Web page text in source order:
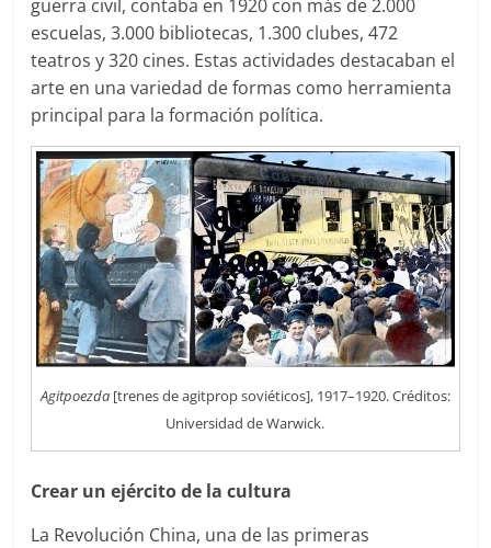
guerra civil, contaba en 1920 con más de 2.000
escuelas, 3.000 bibliotecas, 1.300 clubes, 472
teatros y 320 cines. Estas actividades destacaban el
arte en una variedad de formas como herramienta
principal para la formación política.
Agitpoezda[trenes de agitprop soviéticos], 1917–1920. Créditos:
Universidad de Warwick.
Crear un ejército de la cultura
La Revolución China, una de las primeras